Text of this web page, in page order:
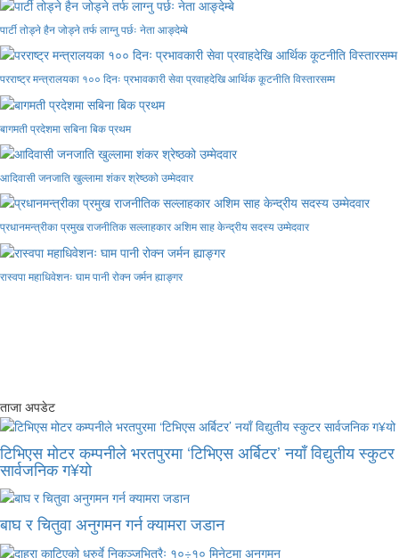
पार्टी तोड्ने हैन जोड्ने तर्फ लाग्नु पर्छः नेता आङ्देम्बे
परराष्ट्र मन्त्रालयका १०० दिनः प्रभावकारी सेवा प्रवाहदेखि आर्थिक कूटनीति विस्तारसम्म
बागमती प्रदेशमा सबिना बिक प्रथम
आदिवासी जनजाति खुल्लामा शंकर श्रेष्ठको उम्मेदवार
प्रधानमन्त्रीका प्रमुख राजनीतिक सल्लाहकार अशिम साह केन्द्रीय सदस्य उम्मेदवार
रास्वपा महाधिवेशनः घाम पानी रोक्न जर्मन ह्याङ्गर
ताजा अपडेट
टिभिएस मोटर कम्पनीले भरतपुरमा ‘टिभिएस अर्बिटर’ नयाँ विद्युतीय स्कुटर
सार्वजनिक ग¥यो
बाघ र चितुवा अनुगमन गर्न क्यामरा जडान